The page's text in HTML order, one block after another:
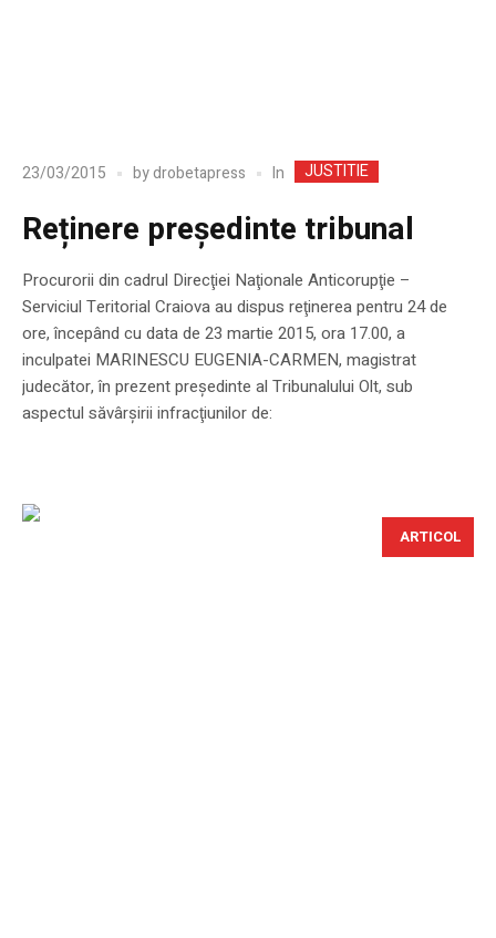
23/03/2015 bydrobetapress In JUSTITIE
Reținere președinte tribunal
Procurorii din cadrul Direcţiei Naţionale Anticorupţie –
Serviciul Teritorial Craiova au dispus reţinerea pentru 24 de
ore, începând cu data de 23 martie 2015, ora 17.00, a
inculpatei MARINESCU EUGENIA-CARMEN, magistrat
judecător, în prezent preşedinte al Tribunalului Olt, sub
aspectul săvârşirii infracţiunilor de:
ARTICOL